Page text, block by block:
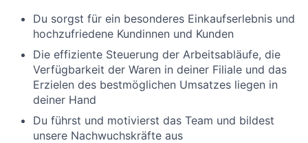
Du sorgst für ein besonderes Einkaufserlebnis und
hochzufriedene Kundinnen und Kunden
Die effiziente Steuerung der Arbeitsabläufe, die
Verfügbarkeit der Waren in deiner Filiale und das
Erzielen des bestmöglichen Umsatzes liegen in
deiner Hand
Du führst und motivierst das Team und bildest
unsere Nachwuchskräfte aus